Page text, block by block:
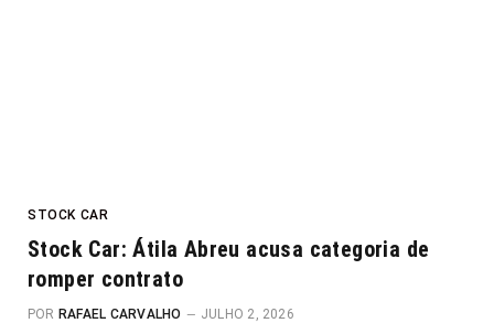
STOCK CAR
Stock Car: Átila Abreu acusa categoria de
romper contrato
POR RAFAEL CARVALHO JULHO 2, 2026